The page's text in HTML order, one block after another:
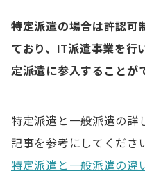
特定派遣の場合は許認可
ており、IT派遣事業を行
定派遣に参入することが
特定派遣と一般派遣の詳
記事を参考にしてくださ
特定派遣と一般派遣の違